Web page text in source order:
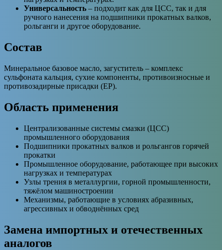
Универсальность – подходит как для ЦСС, так и для
ручного нанесения на подшипники прокатных валков,
рольганги и другое оборудование.
Состав
Минеральное базовое масло, загуститель – комплекс
сульфоната кальция, сухие компоненты, противоизносные и
противозадирные присадки (ЕР).
Область применения
Централизованные системы смазки (ЦСС)
промышленного оборудования
Подшипники прокатных валков и рольгангов горячей
прокатки
Промышленное оборудование, работающее при высоких
нагрузках и температурах
Узлы трения в металлургии, горной промышленности,
тяжёлом машиностроении
Механизмы, работающие в условиях абразивных,
агрессивных и обводнённых сред
Замена импортных и отечественных
аналогов